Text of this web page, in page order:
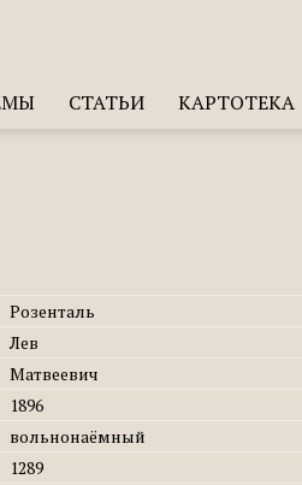
СТАТЬИ КАРТОТЕКА
Розенталь
Лев
Матвеевич
1896
вольнонаёмный
1289